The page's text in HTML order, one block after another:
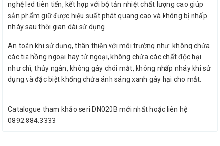
nghệ led tiên tiến, kết hợp với bộ tản nhiệt chất lượng cao giúp
sản phẩm giữ được hiệu suất phát quang cao và không bị nhấp
nháy sau thời gian dài sử dụng.
An toàn khi sử dụng, thân thiện với môi trường như: không chứa
các tia hồng ngoại hay tử ngoại, không chứa các chất độc hại
như chì, thủy ngân, không gây chói mắt, không nhấp nháy khi sử
dụng và đặc biệt khống chứa ánh sáng xanh gây hại cho mắt.
Catalogue tham khảo seri DN020B mới nhất hoặc liên hệ
0892.884.3333